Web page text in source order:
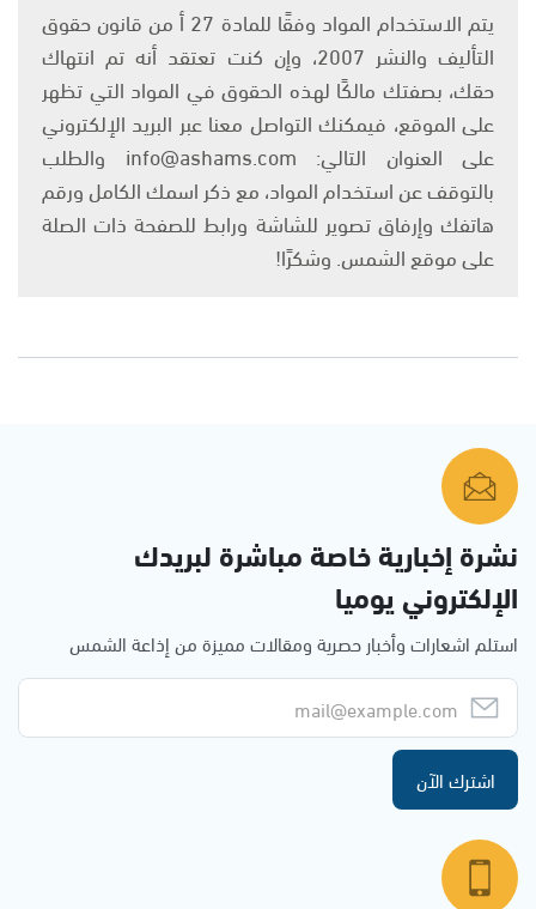
يتم الاستخدام المواد وفقًا للمادة 27 أ من قانون حقوق
التأليف والنشر 2007، وإن كنت تعتقد أنه تم انتهاك
حقك، بصفتك مالكًا لهذه الحقوق في المواد التي تظهر
على الموقع، فيمكنك التواصل معنا عبر البريد الإلكتروني
على العنوان التالي: info@ashams.com والطلب
بالتوقف عن استخدام المواد، مع ذكر اسمك الكامل ورقم
هاتفك وإرفاق تصوير للشاشة ورابط للصفحة ذات الصلة
على موقع الشمس. وشكرًا!
نشرة إخبارية خاصة مباشرة لبريدك
الإلكتروني يوميا
استلم اشعارات وأخبار حصرية ومقالات مميزة من إذاعة الشمس
اشترك الآن